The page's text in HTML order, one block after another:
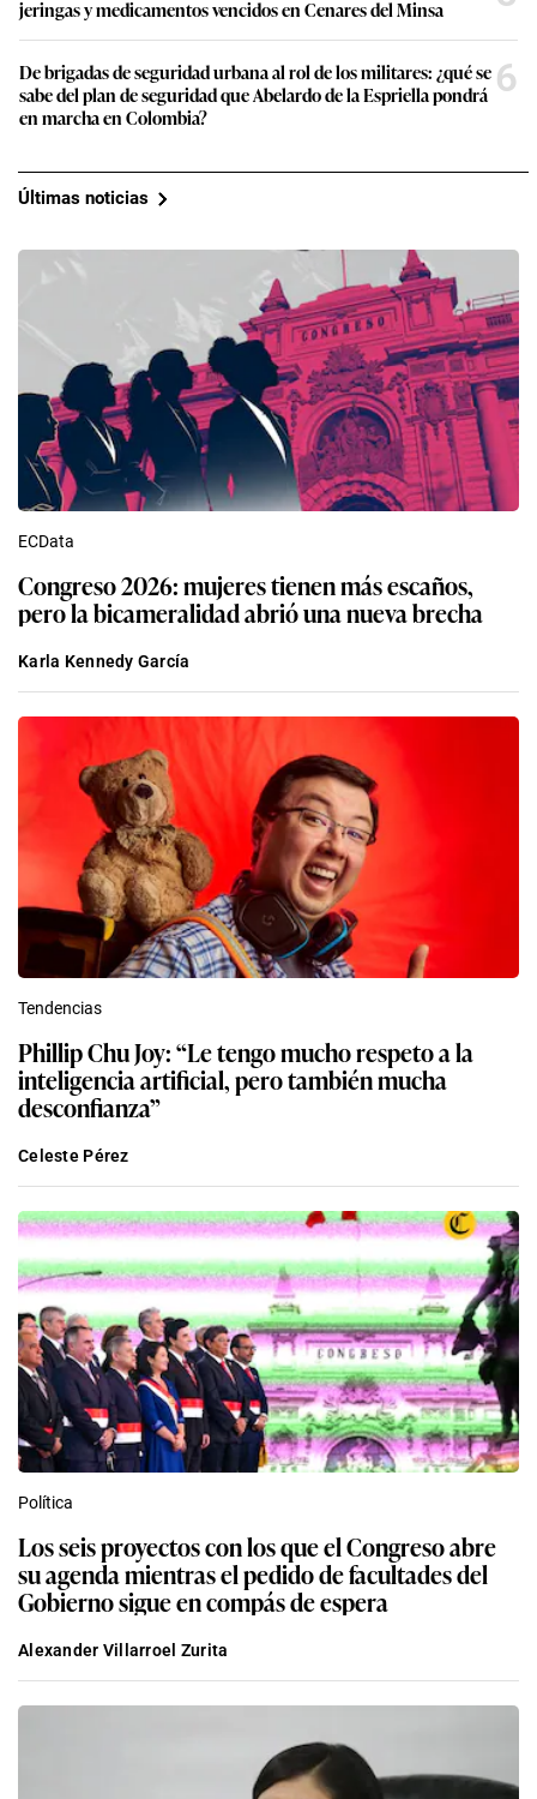
jeringas y medicamentos vencidos en Cenares del Minsa
De brigadas de seguridad urbana al rol de los militares: ¿qué se
sabe del plan de seguridad que Abelardo de la Espriella pondrá
en marcha en Colombia?
6
Últimas noticias
ECData
Congreso 2026: mujeres tienen más escaños,
pero la bicameralidad abrió una nueva brecha
Karla Kennedy García
Tendencias
Phillip Chu Joy: “Le tengo mucho respeto a la
inteligencia artificial, pero también mucha
desconfianza”
Celeste Pérez
Política
Los seis proyectos con los que el Congreso abre
su agenda mientras el pedido de facultades del
Gobierno sigue en compás de espera
Alexander Villarroel Zurita